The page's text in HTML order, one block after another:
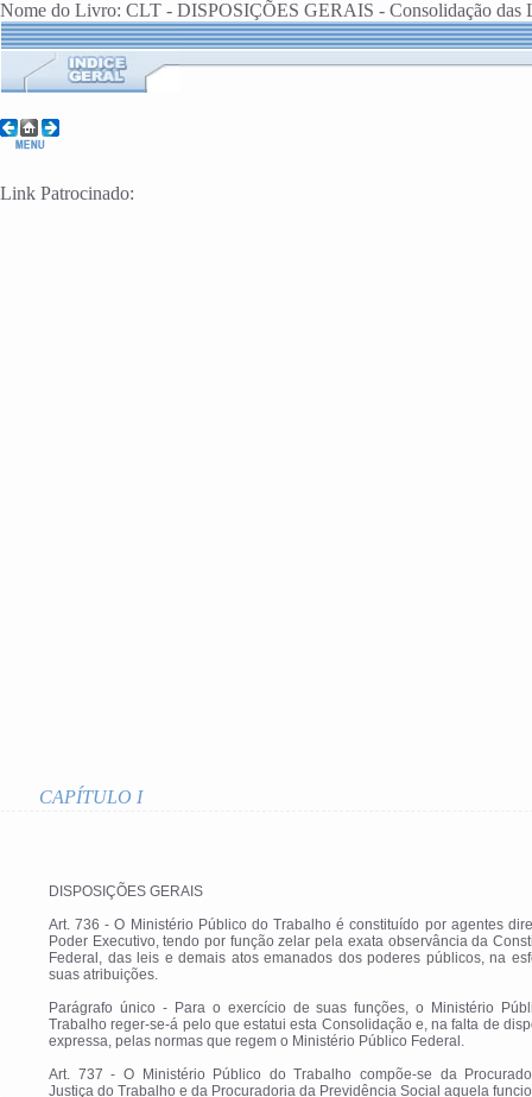
Nome do Livro: CLT - DISPOSIÇÕES GERAIS - Consolidação das
Link Patrocinado:
CAPÍTULO I
DISPOSIÇÕES GERAIS
Art. 736 - O Ministério Público do Trabalho é constituído por agentes
Poder Executivo, tendo por função zelar pela exata observância da
Federal, das leis e demais atos emanados dos poderes públicos, na
suas atribuições.
Parágrafo único - Para o exercício de suas funções, o Ministério
Trabalho reger-se-á pelo que estatui esta Consolidação e, na falta de
expressa, pelas normas que regem o Ministério Público Federal.
Art. 737 - O Ministério Público do Trabalho compõe-se da
Justiça do Trabalho e da Procuradoria da Previdência Social aquela